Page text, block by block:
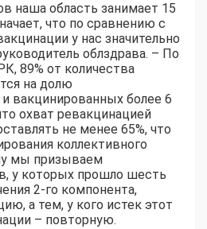
наша область занимает 15
что по сравнению с
у нас значительно
облздрава. – По
89% от количества
на долю
вакцинированных более 6
охват ревакцинацией
не менее 65%, что
коллективного
мы призываем
у которых прошло шесть
2-го компонента,
а тем, у кого истек этот
– повторную.